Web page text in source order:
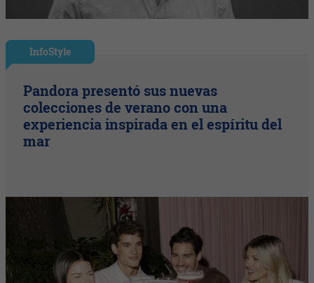
InfoStyle
Pandora presentó sus nuevas
colecciones de verano con una
experiencia inspirada en el espíritu del
mar